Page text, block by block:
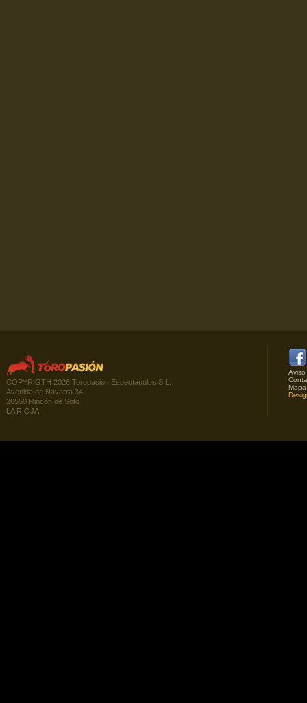
COPYRIGTH 2026 Toropasión Espectáculos S.L.
Avenida de Navarra 34
26550 Rincón de Soto
LA RIOJA